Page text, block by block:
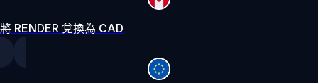
將 RENDER 兌換為 CAD